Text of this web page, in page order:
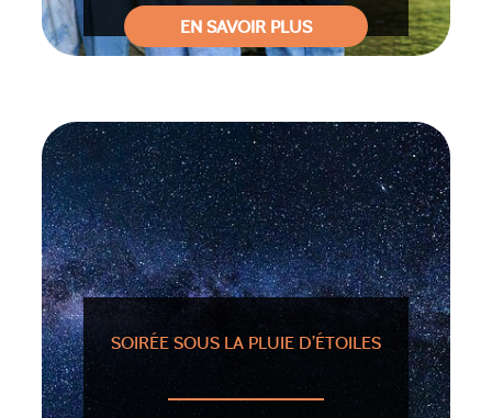
EN SAVOIR PLUS
SOIRÉE SOUS LA PLUIE D’ÉTOILES